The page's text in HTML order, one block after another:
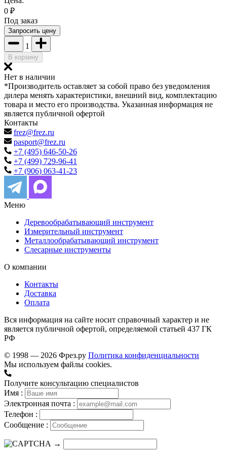
0 ₽
Под заказ
Запросить цену
1
В корзину
Нет в наличии
*Производитель оставляет за собой право без уведомления
дилера менять характеристики, внешний вид, комплектацию
товара и место его производства. Указанная информация не
является публичной офертой
Контакты
frez@frez.ru
pasport@frez.ru
+7 (495) 646-50-26
+7 (499) 729-96-41
+7 (906) 063-41-23
Меню
Деревообрабатывающий инструмент
Измерительный инструмент
Металлообрабатывающий инструмент
Слесарные инструменты
О компании
Контакты
Доставка
Оплата
Вся информация на сайте носит справочный характер и не
является публичной офертой, определяемой статьей 437 ГК
РФ
© 1998 — 2026 Фрез.ру Политика конфиденциальности
Мы используем файлы cookies.
Получите консультацию специалистов
Имя :
Электронная почта :
Телефон :
Сообщение :
→